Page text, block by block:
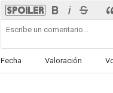
Fecha Valoración